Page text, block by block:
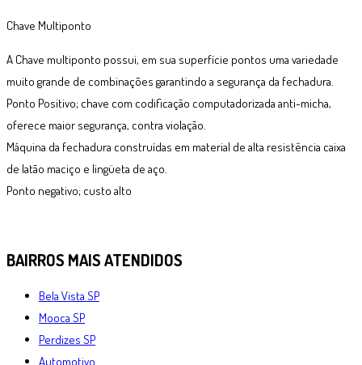
Chave Multiponto
A Chave multiponto possui, em sua superfície pontos uma variedade
muito grande de combinações garantindo a segurança da fechadura.
Ponto Positivo; chave com codificação computadorizada anti-micha,
oferece maior segurança, contra violação.
Máquina da fechadura construídas em material de alta resistência caixa
de latão maciço e lingüeta de aço.
Ponto negativo; custo alto
BAIRROS MAIS ATENDIDOS
Bela Vista SP
Mooca SP
Perdizes SP
Automotivo